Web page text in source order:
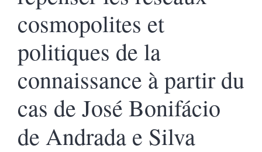
cosmopolites et
politiques de la
connaissance à partir du
cas de José Bonifácio
de Andrada e Silva